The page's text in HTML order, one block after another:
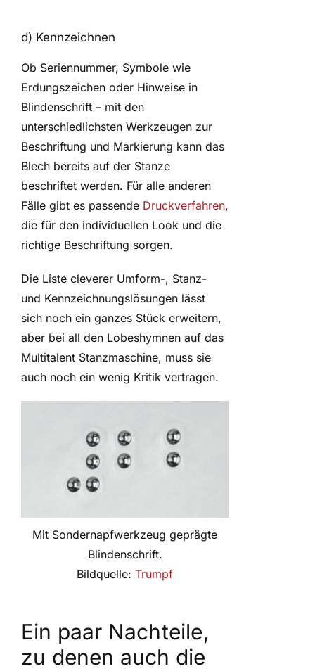
d) Kennzeichnen
Ob Seriennummer, Symbole wie
Erdungszeichen oder Hinweise in
Blindenschrift – mit den
unterschiedlichsten Werkzeugen zur
Beschriftung und Markierung kann das
Blech bereits auf der Stanze
beschriftet werden. Für alle anderen
Fälle gibt es passende Druckverfahren,
die für den individuellen Look und die
richtige Beschriftung sorgen.
Die Liste cleverer Umform-, Stanz-
und Kennzeichnungslösungen lässt
sich noch ein ganzes Stück erweitern,
aber bei all den Lobeshymnen auf das
Multitalent Stanzmaschine, muss sie
auch noch ein wenig Kritik vertragen.
Mit Sondernapfwerkzeug geprägte
Blindenschrift.
Bildquelle:Trumpf
Ein paar Nachteile,
zu denen auch die